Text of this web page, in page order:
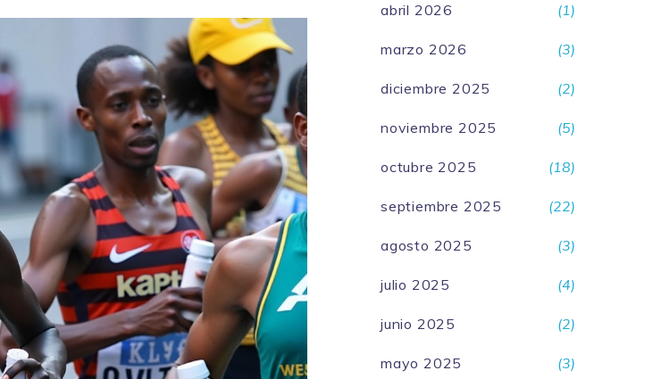
abril 2026 (1)
marzo 2026 (3)
diciembre 2025 (2)
noviembre 2025 (5)
octubre 2025 (18)
septiembre 2025 (22)
agosto 2025 (3)
julio 2025 (4)
junio 2025 (2)
mayo 2025 (3)